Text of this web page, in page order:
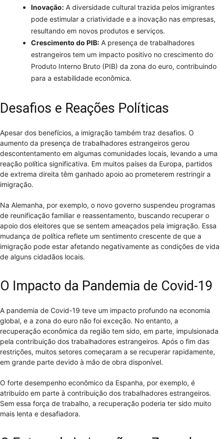
Inovação: A diversidade cultural trazida pelos imigrantes
pode estimular a criatividade e a inovação nas empresas,
resultando em novos produtos e serviços.
Crescimento do PIB: A presença de trabalhadores
estrangeiros tem um impacto positivo no crescimento do
Produto Interno Bruto (PIB) da zona do euro, contribuindo
para a estabilidade econômica.
Desafios e Reações Políticas
Apesar dos benefícios, a imigração também traz desafios. O
aumento da presença de trabalhadores estrangeiros gerou
descontentamento em algumas comunidades locais, levando a uma
reação política significativa. Em muitos países da Europa, partidos
de extrema direita têm ganhado apoio ao prometerem restringir a
imigração.
Na Alemanha, por exemplo, o novo governo suspendeu programas
de reunificação familiar e reassentamento, buscando recuperar o
apoio dos eleitores que se sentem ameaçados pela imigração. Essa
mudança de política reflete um sentimento crescente de que a
imigração pode estar afetando negativamente as condições de vida
de alguns cidadãos locais.
O Impacto da Pandemia de Covid-19
A pandemia de Covid-19 teve um impacto profundo na economia
global, e a zona do euro não foi exceção. No entanto, a
recuperação econômica da região tem sido, em parte, impulsionada
pela contribuição dos trabalhadores estrangeiros. Após o fim das
restrições, muitos setores começaram a se recuperar rapidamente,
em grande parte devido à mão de obra disponível.
O forte desempenho econômico da Espanha, por exemplo, é
atribuído em parte à contribuição dos trabalhadores estrangeiros.
Sem essa força de trabalho, a recuperação poderia ter sido muito
mais lenta e desafiadora.